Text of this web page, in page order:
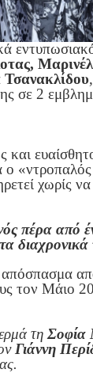
Τσανακλίδου
σε 2
και
χωρίς
πέρα από
απόσπασμα
τον Μάιο
τη Σοφία
Γιάννη